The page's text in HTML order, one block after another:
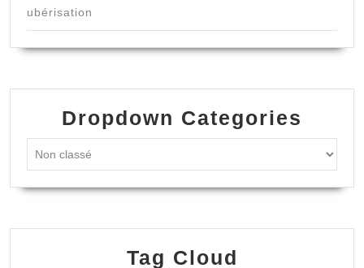
ubérisation
Dropdown Categories
Tag Cloud